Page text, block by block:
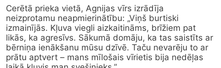
Cerētā prieka vietā, Agnijas vīrs izrādīja
neizprotamu neapmierinātību: „Viņš burtiski
izmainījās. Kļuva viegli aizkaitināms, brīžiem pat
likās, ka agresīvs. Sākumā domāju, ka tas saistīts ar
bērniņa ienākšanu mūsu dzīvē. Taču nevarēju to ar
prātu aptvert – mans mīlošais vīrietis bija nedēļas